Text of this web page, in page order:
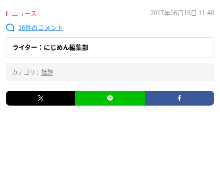
ニュース
2017年06月16日 11:40
16
ライター：にじめん編集部
カテゴリ : 話題